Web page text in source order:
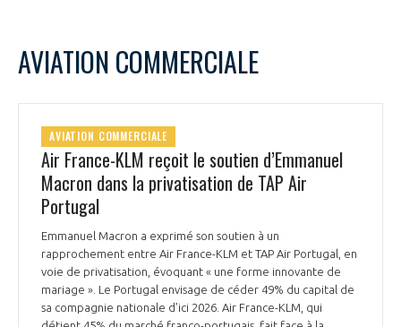
AVIATION COMMERCIALE
AVIATION COMMERCIALE
Air France-KLM reçoit le soutien d’Emmanuel
Macron dans la privatisation de TAP Air
Portugal
Emmanuel Macron a exprimé son soutien à un
rapprochement entre Air France-KLM et TAP Air Portugal, en
voie de privatisation, évoquant « une forme innovante de
mariage ». Le Portugal envisage de céder 49% du capital de
sa compagnie nationale d’ici 2026. Air France-KLM, qui